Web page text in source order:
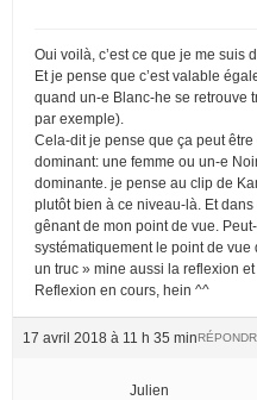
Oui voilà, c’est ce que je me suis
Et je pense que c’est valable
quand un-e Blanc-he se retrouve
par exemple).
Cela-dit je pense que ça peut
dominant: une femme ou un-e
dominante. je pense au clip de
plutôt bien à ce niveau-là. Et
gênant de mon point de vue.
systématiquement le point de vue
un truc » mine aussi la reflexion
Reflexion en cours, hein ^^
17 avril 2018 à 11 h 35 min
Julien